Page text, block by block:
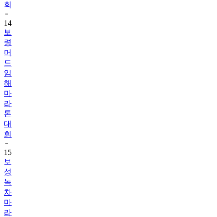
회
14
보
령
머
드
임
해
마
라
톤
대
회
15
보
성
녹
차
마
라